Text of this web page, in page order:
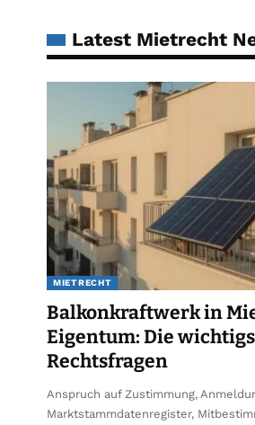
Latest Mietrecht
MIETRECHT
Balkonkraftwerk in
Eigentum: Die
Rechtsfragen
Anspruch auf Zustimmung,
Marktstammdatenregister,